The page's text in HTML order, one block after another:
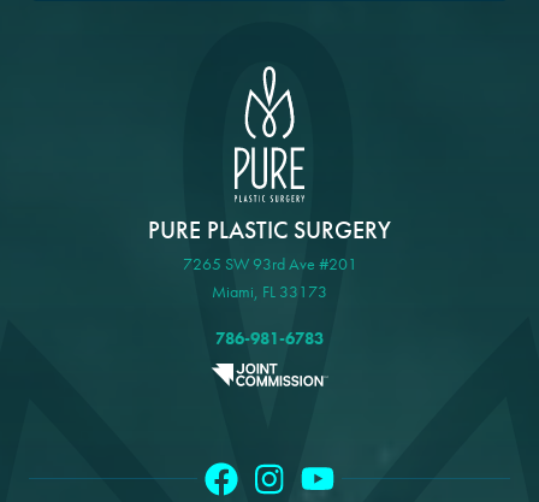
PURE PLASTIC SURGERY
7265 SW 93rd Ave #201
Miami, FL 33173
786-981-6783